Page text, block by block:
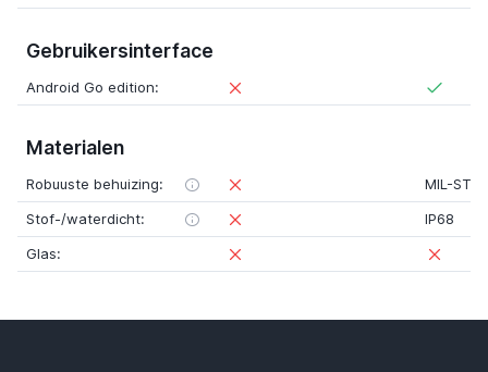
Gebruikersinterface
Android Go edition:
Materialen
Robuuste behuizing:
MIL-
Stof-/waterdicht:
IP68
Glas: